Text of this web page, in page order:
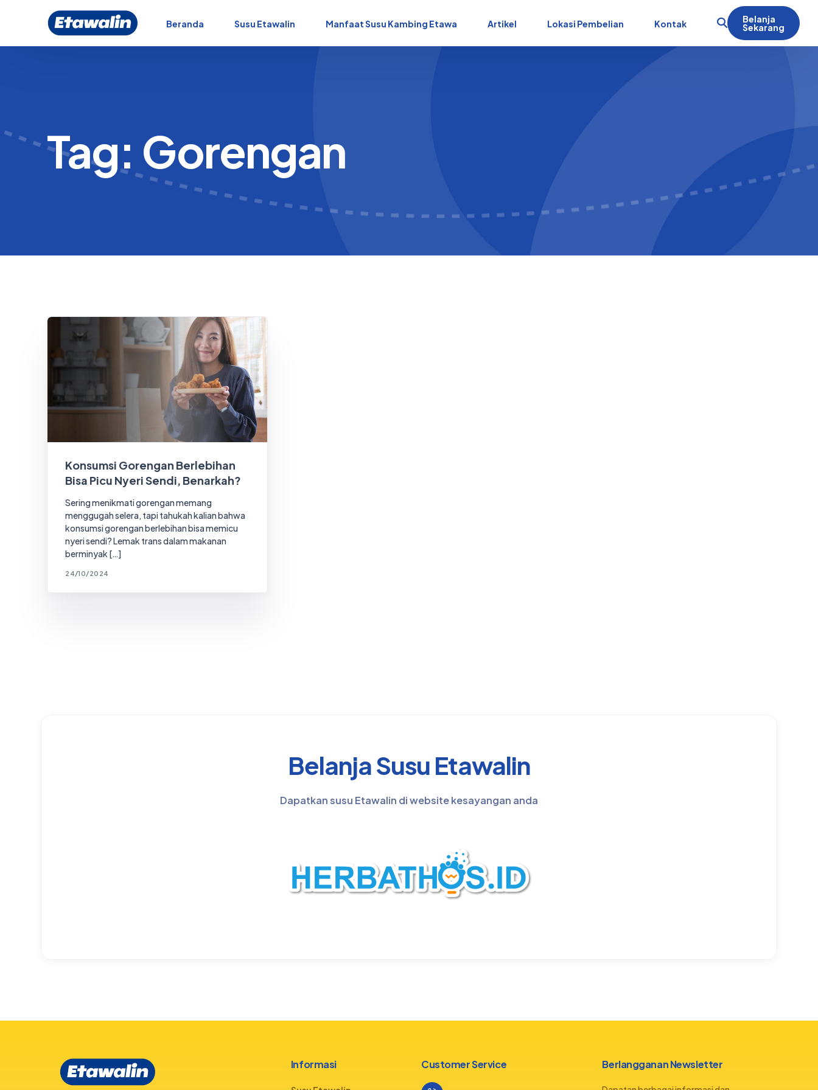
Beranda Susu Etawalin Manfaat Susu Kambing Etawa Artikel Lokasi Pembelian Kontak Belanja
Sekarang
Tag: Gorengan
Konsumsi Gorengan Berlebihan
Bisa Picu Nyeri Sendi, Benarkah?
Sering menikmati gorengan memang
menggugah selera, tapi tahukah kalian bahwa
konsumsi gorengan berlebihan bisa memicu
nyeri sendi? Lemak trans dalam makanan
berminyak […]
24/10/2024
Belanja Susu Etawalin
Dapatkan susu Etawalin di website kesayangan anda
Informasi Customer Service Berlangganan Newsletter